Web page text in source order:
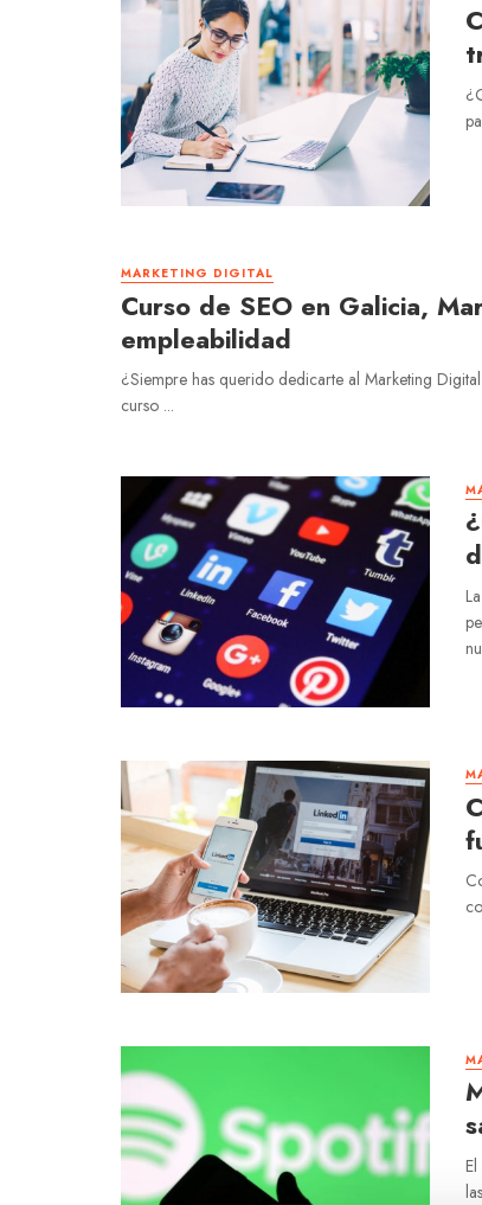
MARKETING DIGITAL
Curso de SEO en Galicia,
empleabilidad
¿Siempre has querido dedicarte al Marketing
curso ...